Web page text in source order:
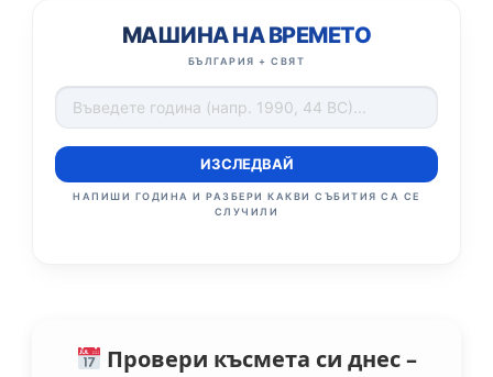
МАШИНА НА ВРЕМЕТО
БЪЛГАРИЯ + СВЯТ
ИЗСЛЕДВАЙ
НАПИШИ ГОДИНА И РАЗБЕРИ КАКВИ СЪБИТИЯ СА СЕ
СЛУЧИЛИ
Провери късмета си днес –